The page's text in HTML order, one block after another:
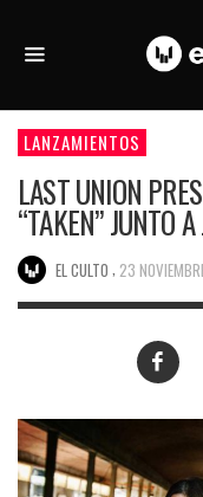
LANZAMIENTOS
LAST UNION
“TAKEN” JUNTO
EL CULTO 23